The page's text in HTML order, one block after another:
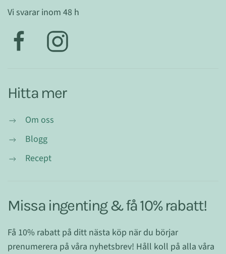
Vi svarar inom 48 h
Hitta mer
Om oss
Blogg
Recept
Missa ingenting & få 10% rabatt!
Få 10% rabatt på ditt nästa köp när du börjar
prenumerera på våra nyhetsbrev! Håll koll på alla våra